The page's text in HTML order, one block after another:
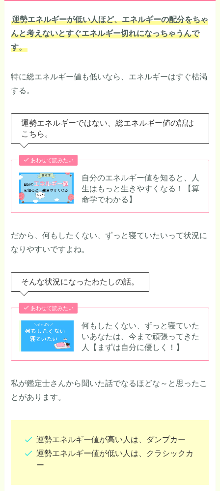
運勢エネルギーが低い人ほど、エネルギーの配分をちゃ
んと考えないとすぐエネルギー切れになっちゃうんで
す。
特に総エネルギー値も低いなら、エネルギーはすぐ枯渇
する。
運勢エネルギーではない、総エネルギー値の話は
こちら。
あわせて読みたい
自分のエネルギー値を知ると、人
生はもっと生きやすくなる！【算
命学でわかる】
だから、何もしたくない、ずっと寝ていたいって状況に
なりやすいですよね。
そんな状況になったわたしの話。
あわせて読みたい
何もしたくない、ずっと寝ていた
いあなたは、今まで頑張ってきた
人【まずは自分に優しく！】
私が鑑定士さんから聞いた話でなるほどな～と思ったこ
とがあります。
運勢エネルギー値が高い人は、ダンプカー
運勢エネルギー値が低い人は、クラシックカ
ー